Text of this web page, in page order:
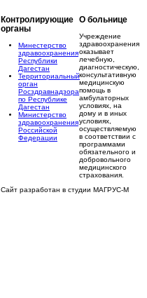
Контролирующие
органы
Минестерство
здравоохранения
Республики
Дагестан
Территориальный
орган
Росздравнадзора
по Республике
Дагестан
Министерство
здравоохранения
Российской
Федерации
О больнице
Учреждение
здравоохранения
оказывает
лечебную,
диагностическую,
консультативную
медицинскую
помощь в
амбулаторных
условиях, на
дому и в иных
условиях,
осуществляемую
в соответствии с
программами
обязательного и
добровольного
медицинского
страхования.
Сайт разработан в студии МАГРУС-М